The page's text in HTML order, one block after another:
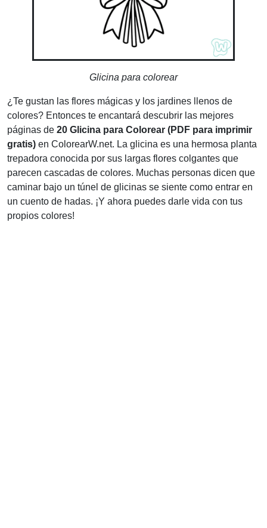
Glicina para colorear
¿Te gustan las flores mágicas y los jardines llenos de
colores? Entonces te encantará descubrir las mejores
páginas de 20 Glicina para Colorear (PDF para imprimir
gratis) en ColorearW.net. La glicina es una hermosa planta
trepadora conocida por sus largas flores colgantes que
parecen cascadas de colores. Muchas personas dicen que
caminar bajo un túnel de glicinas se siente como entrar en
un cuento de hadas. ¡Y ahora puedes darle vida con tus
propios colores!